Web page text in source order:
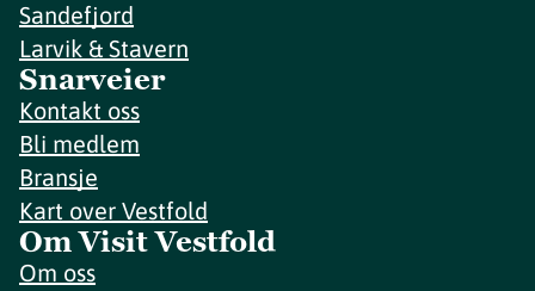
Sandefjord
Larvik & Stavern
Snarveier
Kontakt oss
Bli medlem
Bransje
Kart over Vestfold
Om Visit Vestfold
Om oss